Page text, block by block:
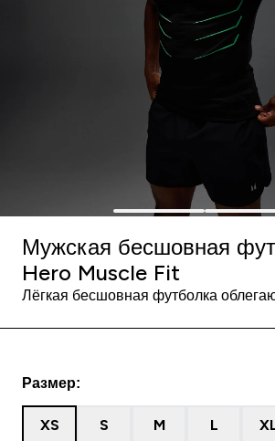
Мужская бесшовная
Hero Muscle Fit
Лёгкая бесшовная футболка
Размер:
XS S M L